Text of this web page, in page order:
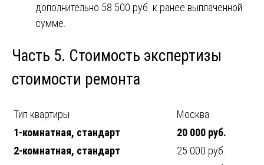
дополнительно 58 500 руб. к ранее выплаченной
сумме.
Часть 5. Стоимость экспертизы
стоимости ремонта
Тип квартиры
Москва
1-комнатная, стандарт
20 000 руб.
2-комнатная, стандарт
25 000 руб.